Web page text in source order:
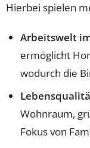
Hierbei spielen
Arbeitswelt
ermöglicht
wodurch die
Wohnraum,
Fokus von